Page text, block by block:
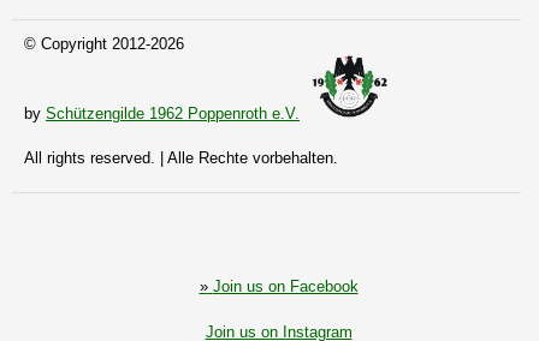
© Copyright 2012-2026
by Schützengilde 1962 Poppenroth e.V.
All rights reserved. | Alle Rechte vorbehalten.
» Join us on Facebook
Join us on Instagram